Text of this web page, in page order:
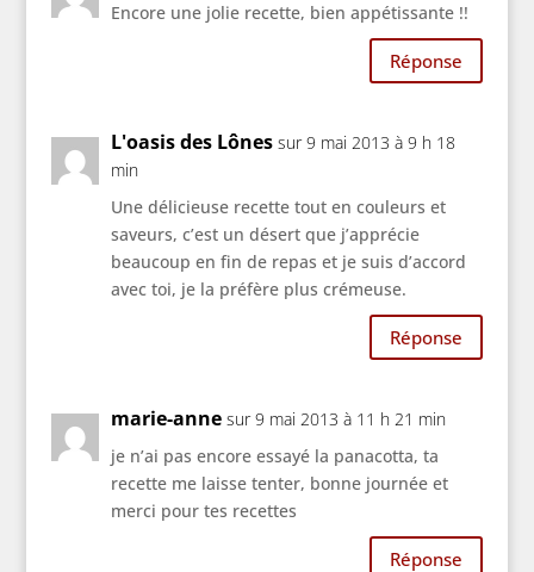
Encore une jolie recette, bien appétissante !!
Réponse
L'oasis des Lônes sur 9 mai 2013 à 9 h 18
min
Une délicieuse recette tout en couleurs et
saveurs, c’est un désert que j’apprécie
beaucoup en fin de repas et je suis d’accord
avec toi, je la préfère plus crémeuse.
Réponse
marie-anne sur 9 mai 2013 à 11 h 21 min
je n’ai pas encore essayé la panacotta, ta
recette me laisse tenter, bonne journée et
merci pour tes recettes
Réponse